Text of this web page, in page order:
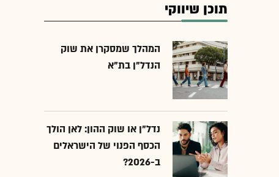
תוכן שיווקי
המהלך שמסקרן את שוק
הנדל"ן בת"א
נדל"ן או שוק ההון: לאן הולך
הכסף הפנוי של הישראלים
ב-2026?